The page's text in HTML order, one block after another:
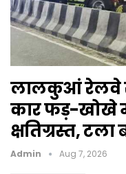
लालकुआं रेलवे
कार फड़-खोखे
क्षतिग्रस्त, टला
Admin Aug 7, 2026